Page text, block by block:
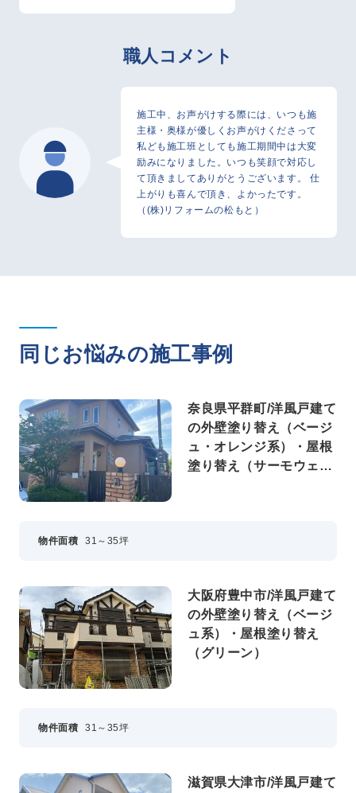
職人コメント
施工中、お声がけする際には、いつも施
主様・奥様が優しくお声がけくださって
私ども施工班としても施工期間中は大変
励みになりました。いつも笑顔で対応し
て頂きましてありがとうございます。 仕
上がりも喜んで頂き、よかったです。
（(株)リフォームの松もと）
同じお悩みの施工事例
奈良県平群町/洋風戸建て
の外壁塗り替え（ベージ
ュ・オレンジ系）・屋根
塗り替え（サーモウェザ
物件面積 31～35坪
大阪府豊中市/洋風戸建て
の外壁塗り替え（ベージ
ュ系）・屋根塗り替え
（グリーン）
物件面積 31～35坪
滋賀県大津市/洋風戸建て